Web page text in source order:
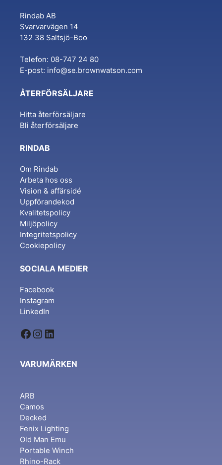
Rindab AB
Svarvarvägen 14
132 38 Saltsjö-Boo
Telefon: 08-747 24 80
E-post: info@se.brownwatson.com
ÅTERFÖRSÄLJARE
Hitta återförsäljare
Bli återförsäljare
RINDAB
Om Rindab
Arbeta hos oss
Vision & affärsidé
Uppförandekod
Kvalitetspolicy
Miljöpolicy
Integritetspolicy
Cookiepolicy
SOCIALA MEDIER
Facebook
Instagram
LinkedIn
Facebook
Instagram
LinkedIn
VARUMÄRKEN
ARB
Camos
Decked
Fenix Lighting
Old Man Emu
Portable Winch
Rhino-Rack